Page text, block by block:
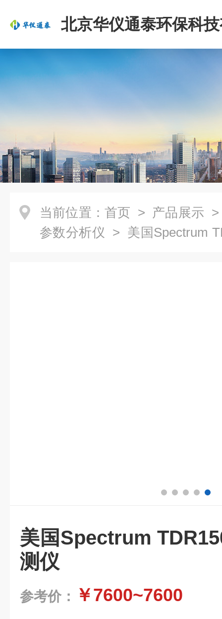
北京华仪通泰环保科
司
当前位置： 首页 > 产品展示
参数分析仪 > 美国Spectrum
美国Spectrum
测仪
参考价： ￥7600~7600